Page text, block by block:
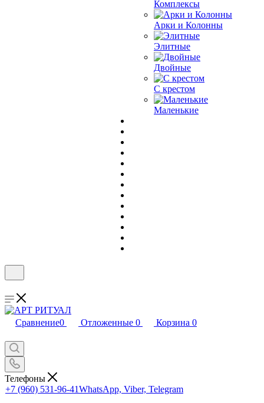
Комплексы
Арки и Колонны
Элитные
Двойные
С крестом
Маленькие
Сравнение0 Отложенные 0 Корзина 0
Телефоны
+7 (960) 531-96-41WhatsApp, Viber, Telegram